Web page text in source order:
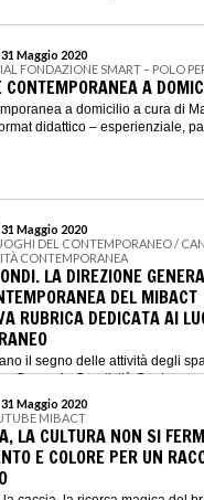
Maggio 2020
FONDAZIONE SMART – POLO PER
CONTEMPORANEA A
a domicilio a cura di
didattico – esperienziale,
Maggio 2020
DEL CONTEMPORANEO /
CONTEMPORANEA
LA DIREZIONE
DEL MIBACT
RUBRICA DEDICATA AI
il segno delle attività degli
Generale Creatività
Maggio 2020
MIBACT
LA CULTURA NON SI
E COLORE PER UN